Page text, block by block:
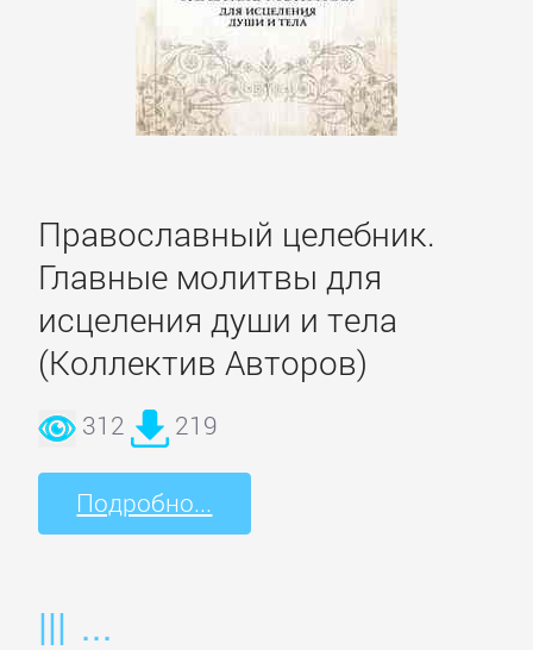
Православный целебник.
Главные молитвы для
исцеления души и тела
(Коллектив Авторов)
312 219
Подробно...
Эротическая
литература
НАУКА
Биология
Иностранные
языки
История
Культурология